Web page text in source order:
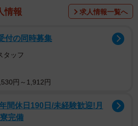
ーな名字である。名字ランキング
がついて「～とう」と読んでいる
加藤」などと同じく藤原氏の一族
とがわかる。「藤」の前につくの
合があり、「斎藤」は斎宮頭（さ
情報 求人情報一覧へ
付の同時募集
タッフ
円～1,912円
間休日190日/未経験歓迎!月
完備